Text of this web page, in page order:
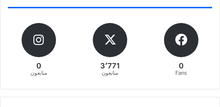
0
Fans
3٬771
متابعون
0
متابعون